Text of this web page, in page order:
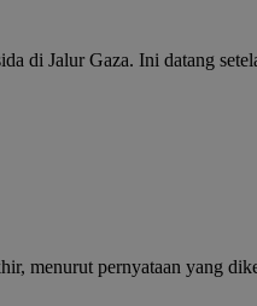
di Jalur Gaza. Ini datang
menurut pernyataan yang